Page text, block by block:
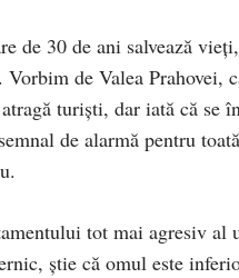
de 30 de ani salvează
de Valea Prahovei,
turiști, dar iată că se
de alarmă pentru
tot mai agresiv al
știe că omul este